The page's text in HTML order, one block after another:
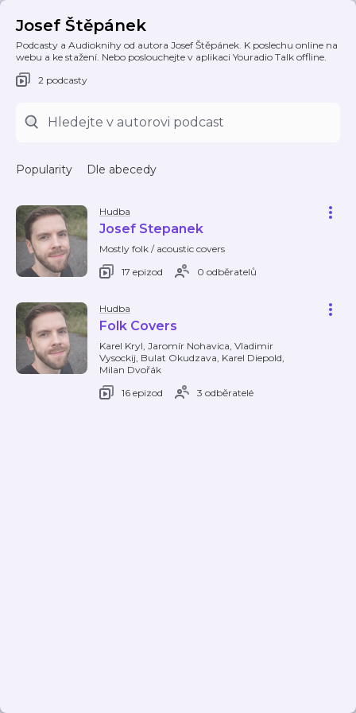
Josef Štěpánek
Podcasty a Audioknihy od autora Josef Štěpánek. K poslechu online na
webu a ke stažení. Nebo poslouchejte v aplikaci Youradio Talk offline.
2 podcasty
Popularity Dle abecedy
Hudba
Josef Stepanek
Mostly folk / acoustic covers
17 epizod
0 odběratelů
Hudba
Folk Covers
Karel Kryl, Jaromír Nohavica, Vladimir
Vysockij, Bulat Okudzava, Karel Diepold,
Milan Dvořák
16 epizod
3 odběratelé